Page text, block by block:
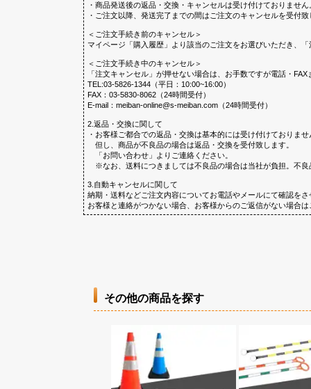
・商品発送後の返品・交換・キャンセルは受け付けておりません
・ご注文以降、発送完了までの間はご注文のキャンセルを受付致
＜ご注文手続き前のキャンセル＞
マイページ「購入履歴」より該当のご注文をお選びいただき、
＜ご注文手続き中のキャンセル＞
「注文キャンセル」が押せない場合は、お手数ですが電話・
TEL:03-5826-1344（平日：10:00~16:00）
FAX：03-5830-8062（24時間受付）
E-mail：meiban-online@s-meiban.com（24時間受付）
2.返品・交換に関して
・お客様ご都合での返品・交換は基本的には受け付けておりませ
但し、商品が不良品の場合は返品・交換を受付致します。
「お問い合わせ」よりご連絡ください。
※なお、送料につきましては不良品の場合は当社が負担。不良
3.自動キャンセルに関して
納期・送料などご注文内容についてお電話やメールにて確認を
お客様と連絡がつかない場合、お客様からのご返信がない場合
その他の商品を探す